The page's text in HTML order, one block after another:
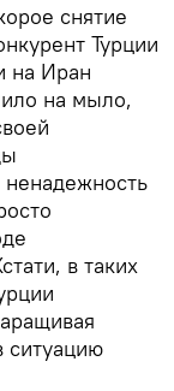
снятие
Турции
на Иран
на мыло,
ненадежность
в таких
ситуацию